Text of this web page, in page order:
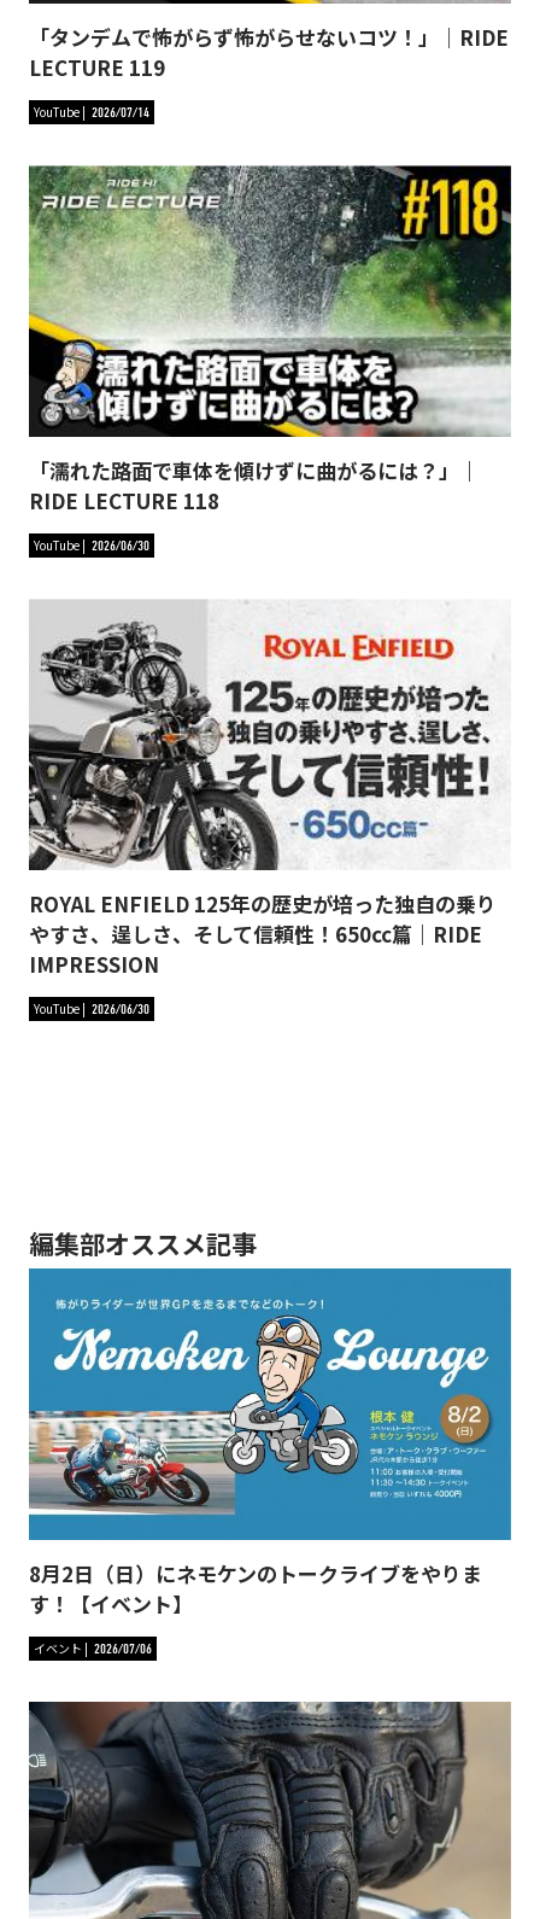
「タンデムで怖がらず怖がらせないコツ！」｜RIDE
LECTURE 119
YouTube 2026/07/14
「濡れた路面で車体を傾けずに曲がるには？」｜
RIDE LECTURE 118
YouTube 2026/06/30
ROYAL ENFIELD 125年の歴史が培った独自の乗り
やすさ、逞しさ、そして信頼性！650cc篇｜RIDE
IMPRESSION
YouTube 2026/06/30
編集部オススメ記事
8月2日（日）にネモケンのトークライブをやりま
す！【イベント】
イベント 2026/07/06